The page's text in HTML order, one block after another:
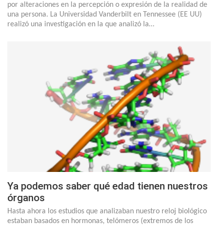
por alteraciones en la percepción o expresión de la realidad de
una persona. La Universidad Vanderbilt en Tennessee (EE UU)
realizó una investigación en la que analizó la…
Ya podemos saber qué edad tienen nuestros
órganos
Hasta ahora los estudios que analizaban nuestro reloj biológico
estaban basados en hormonas, telómeros (extremos de los